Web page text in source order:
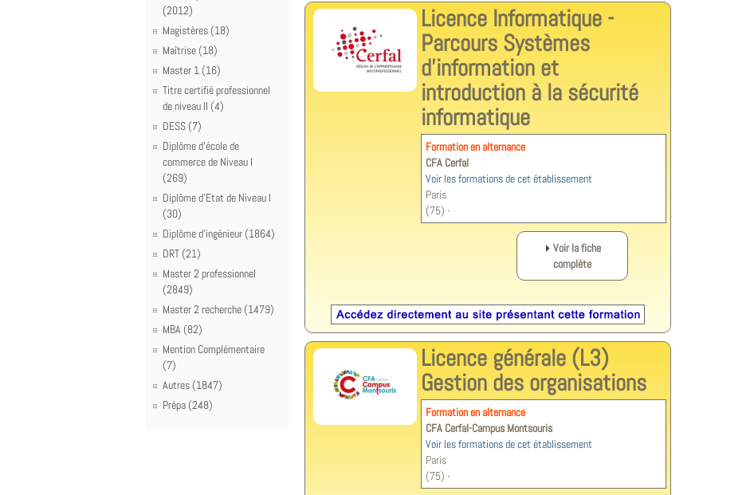
(2012)
Magistères (18)
Maîtrise (18)
Master 1 (16)
Titre certifié professionnel
de niveau II (4)
DESS (7)
Diplôme d'école de
commerce de Niveau I
(269)
Diplôme d'Etat de Niveau I
(30)
Diplôme d'ingénieur (1864)
DRT (21)
Master 2 professionnel
(2849)
Master 2 recherche (1479)
MBA (82)
Mention Complémentaire
(7)
Autres (1847)
Prépa (248)
Licence Informatique -
Parcours Systèmes
d’information et
introduction à la sécurité
informatique
Formation en alternance
CFA Cerfal
Voir les formations de cet établissement
Paris
(75) -
Voir la fiche
complète
Licence générale (L3)
Gestion des organisations
Formation en alternance
CFA Cerfal-Campus Montsouris
Voir les formations de cet établissement
Paris
(75) -